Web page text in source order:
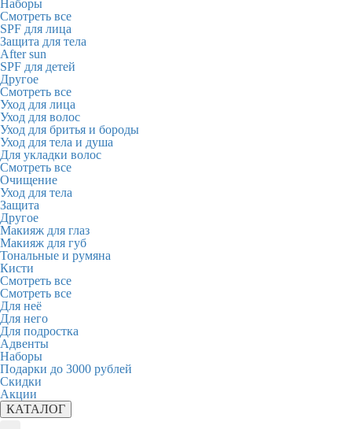
Наборы
Смотреть все
SPF для лица
Защита для тела
After sun
SPF для детей
Другое
Смотреть все
Уход для лица
Уход для волос
Уход для бритья и бороды
Уход для тела и душа
Для укладки волос
Смотреть все
Очищение
Уход для тела
Защита
Другое
Макияж для глаз
Макияж для губ
Тональные и румяна
Кисти
Смотреть все
Смотреть все
Для неё
Для него
Для подростка
Адвенты
Наборы
Подарки до 3000 рублей
Скидки
Акции
КАТАЛОГ